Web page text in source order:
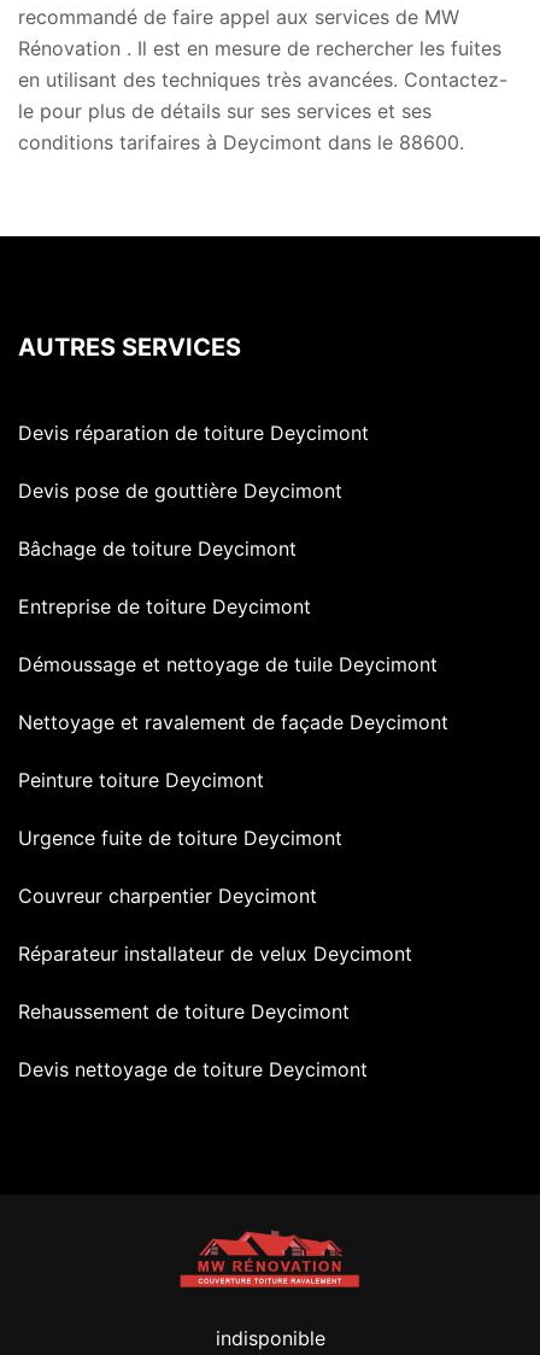
recommandé de faire appel aux services de MW
Rénovation . Il est en mesure de rechercher les fuites
en utilisant des techniques très avancées. Contactez-
le pour plus de détails sur ses services et ses
conditions tarifaires à Deycimont dans le 88600.
AUTRES SERVICES
Devis réparation de toiture Deycimont
Devis pose de gouttière Deycimont
Bâchage de toiture Deycimont
Entreprise de toiture Deycimont
Démoussage et nettoyage de tuile Deycimont
Nettoyage et ravalement de façade Deycimont
Peinture toiture Deycimont
Urgence fuite de toiture Deycimont
Couvreur charpentier Deycimont
Réparateur installateur de velux Deycimont
Rehaussement de toiture Deycimont
Devis nettoyage de toiture Deycimont
indisponible